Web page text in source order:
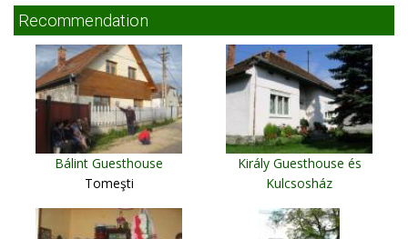
Recommendation
Bálint Guesthouse
Tomeşti
Király Guesthouse és
Kulcsosház